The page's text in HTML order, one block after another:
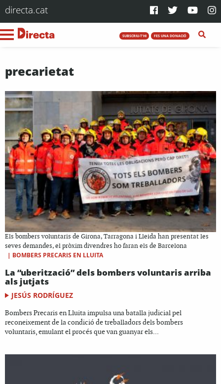
directa.cat
SUBSCRIU-T'HI FES UNA DONACIÓ
precarietat
Els bombers voluntaris de Girona, Tarragona i Lleida han presentat les
seves demandes, el pròxim divendres ho faran els de Barcelona
| BOMBERS PRECARIS EN LLUITA
La “uberització” dels bombers voluntaris arriba
als jutjats
JESÚS RODRÍGUEZ
Bombers Precaris en Lluita impulsa una batalla judicial pel
reconeixement de la condició de treballadors dels bombers
voluntaris, emulant el procés que van guanyar els...